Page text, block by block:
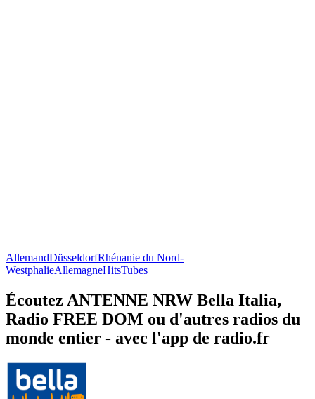
AllemandDüsseldorfRhénanie du Nord-
WestphalieAllemagneHitsTubes
Écoutez ANTENNE NRW Bella Italia,
Radio FREE DOM ou d'autres radios du
monde entier - avec l'app de radio.fr